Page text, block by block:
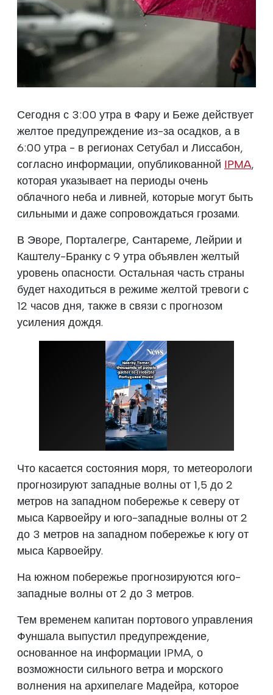
Сегодня с 3:00 утра в Фару и Беже действует
желтое предупреждение из-за осадков, а в
6:00 утра - в регионах Сетубал и Лиссабон,
согласно информации, опубликованной IPMA,
которая указывает на периоды очень
облачного неба и ливней, которые могут быть
сильными и даже сопровождаться грозами.
В Эворе, Порталегре, Сантареме, Лейрии и
Каштелу-Бранку с 9 утра объявлен желтый
уровень опасности. Остальная часть страны
будет находиться в режиме желтой тревоги с
12 часов дня, также в связи с прогнозом
усиления дождя.
Что касается состояния моря, то метеорологи
прогнозируют западные волны от 1,5 до 2
метров на западном побережье к северу от
мыса Карвоейру и юго-западные волны от 2
до 3 метров на западном побережье к югу от
мыса Карвоейру.
На южном побережье прогнозируются юго-
западные волны от 2 до 3 метров.
Тем временем капитан портового управления
Фуншала выпустил предупреждение,
основанное на информации IPMA, о
возможности сильного ветра и морского
волнения на архипелаге Мадейра, которое